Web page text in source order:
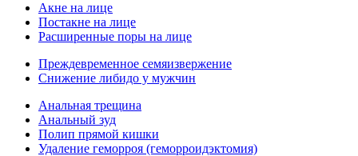
Акне на лице
Постакне на лице
Расширенные поры на лице
Преждевременное семяизвержение
Снижение либидо у мужчин
Анальная трещина
Анальный зуд
Полип прямой кишки
Удаление геморроя (геморроидэктомия)